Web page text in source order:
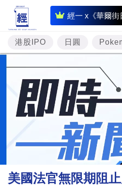
經一 x《華爾街
即
時
財
經
專
題
投
資
樓
市
財
港股IPO 日圓
美國法官無限期阻